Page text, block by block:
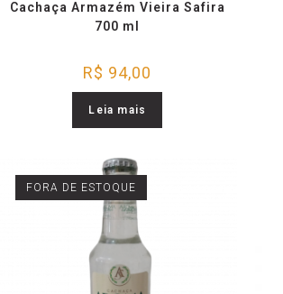
Cachaça Armazém Vieira Safira
700 ml
R$ 94,00
Leia mais
FORA DE ESTOQUE